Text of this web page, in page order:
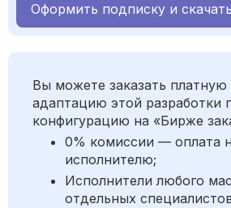
Оформить подписку и
Вы можете заказать платную
адаптацию этой разработки
конфигурацию на «Бирже
0% комиссии — оплата
исполнителю;
Исполнители любого
отдельных